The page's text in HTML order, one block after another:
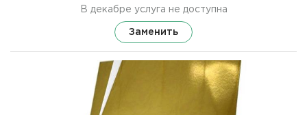
В декабре услуга не доступна
Заменить